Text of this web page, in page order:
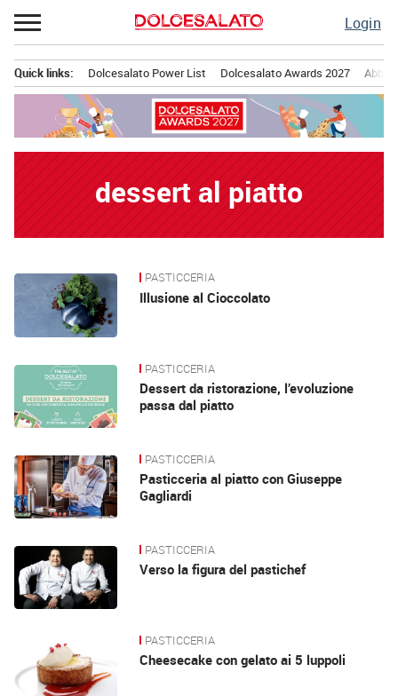
Passa
al
Login
principale
Quick links: Dolcesalato Power List Dolcesalato Awards 2027
dessert al piatto
News PASTICCERIA
Illusione al Cioccolato
PASTICCERIA
Dessert da ristorazione, l’evoluzione
passa dal piatto
PASTICCERIA
Pasticceria al piatto con Giuseppe
Gagliardi
PASTICCERIA
Verso la figura del pastichef
PASTICCERIA
Cheesecake con gelato ai 5 luppoli